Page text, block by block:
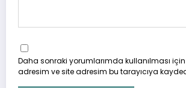
Daha sonraki yorumlarımda kullanılması
adresim ve site adresim bu tarayıcıya